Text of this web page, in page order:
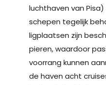
luchthaven van
schepen tegelijk
ligplaatsen zijn
pieren, waardoor
voorrang kunnen
de haven acht